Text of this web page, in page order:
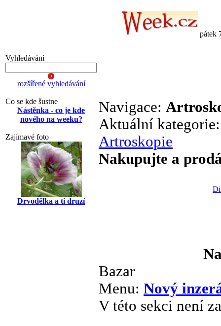
pátek
Vyhledávání
rozšířené vyhledávání
Co se kde šustne
Nástěnka - co je kde
nového na weeku?
Zajímavé foto
Drvodělka a ti druzí
Navigace:
Aktuální
Artroskopie
Nakupujte a
Bazar
Menu: Nový
V této sekci není